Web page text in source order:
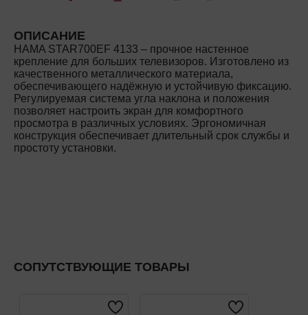
ОПИСАНИЕ
HAMA STAR700EF 4133 – прочное настенное
крепление для больших телевизоров. Изготовлено из
качественного металлического материала,
обеспечивающего надёжную и устойчивую фиксацию.
Регулируемая система угла наклона и положения
позволяет настроить экран для комфортного
просмотра в различных условиях. Эргономичная
конструкция обеспечивает длительный срок службы и
простоту установки.
СОПУТСТВУЮЩИЕ ТОВАРЫ